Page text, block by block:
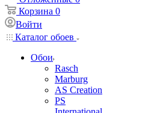
Корзина 0
Войти
Каталог обоев
Обои
Rasch
Marburg
AS Creation
PS